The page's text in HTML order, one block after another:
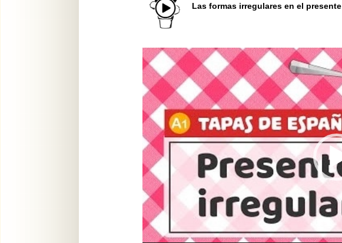
Las formas irregulares en el presente
Video
Player